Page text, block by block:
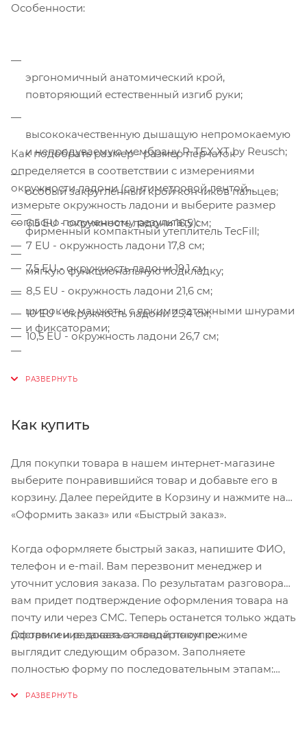
Особенности:
эргономичный анатомический крой,
повторяющий естественный изгиб руки;
высококачественную дышащую непромокаемую
и непродуваемую мембрану R-TEX XT by Reusch;
особый закруглённый крой кончиков пальцев;
фирменный компактный утеплитель TecFill;
мягкую функциональную подкладку;
широкие манжеты с яркими затяжными шнурами
и фиксаторами;
уровне запястья;
цепкие износоустойчивые накладки из рифлёной
резины с двух сторон;
фигурные амортизирующие накладки разной
текстильная износоустойчивая вставка из
материала CORDURA на внутренней стороне
большого пальца;
резинки на запястья для исключения потери
варежек и удобства ношения;
Как подобрать размер - размер перчаток
определяется в соответствии с измерениями
окружности ладони (сантиметровой лентой
измерьте окружность ладони и выберите размер
согласно полученному результату):
6.5 EU - окружность ладони 16,5 см;
7 EU - окружность ладони 17,8 см;
7,5 EU - окружность ладони 19,1 см
8,5 EU - окружность ладони 21,6 см;
10 EU - окружность ладони 25,4 см;
10,5 EU - окружность ладони 26,7 см;
Как купить
Для покупки товара в нашем интернет-магазине
выберите понравившийся товар и добавьте его в
корзину. Далее перейдите в Корзину и нажмите на
«Оформить заказ» или «Быстрый заказ».
Когда оформляете быстрый заказ, напишите ФИО,
телефон и e-mail. Вам перезвонит менеджер и
уточнит условия заказа. По результатам разговора
вам придет подтверждение оформления товара на
почту или через СМС. Теперь останется только ждать
доставки и радоваться новой покупке.
Оформление заказа в стандартном режиме
выглядит следующим образом. Заполняете
полностью форму по последовательным этапам: